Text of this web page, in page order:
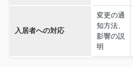
入居者への対応
変更の通
知方法、
影響の説
明